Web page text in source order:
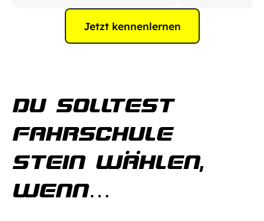
Jetzt kennenlernen
DU SOLLTEST
FAHRSCHULE
STEIN WÄHLEN,
WENN…